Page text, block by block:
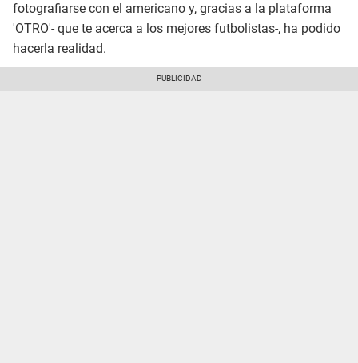
fotografiarse con el americano y, gracias a la plataforma
'OTRO'- que te acerca a los mejores futbolistas-, ha podido
hacerla realidad.